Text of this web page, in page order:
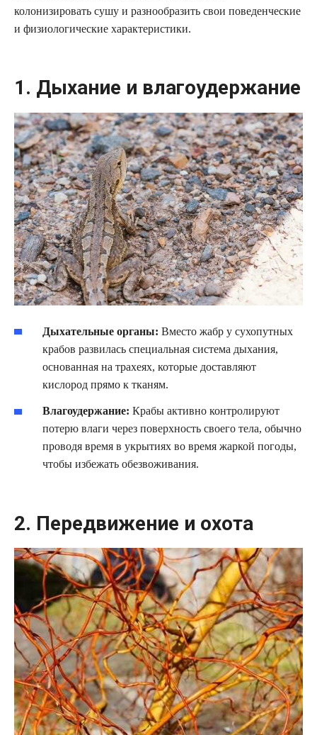
колонизировать сушу и разнообразить свои поведенческие
и физиологические характеристики.
1. Дыхание и влагоудержание
Дыхательные органы: Вместо жабр у сухопутных
крабов развилась специальная система дыхания,
основанная на трахеях, которые доставляют
кислород прямо к тканям.
Влагоудержание: Крабы активно контролируют
потерю влаги через поверхность своего тела, обычно
проводя время в укрытиях во время жаркой погоды,
чтобы избежать обезвоживания.
2. Передвижение и охота